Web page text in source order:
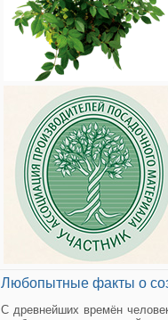
Любопытные факты о
С древнейших времён